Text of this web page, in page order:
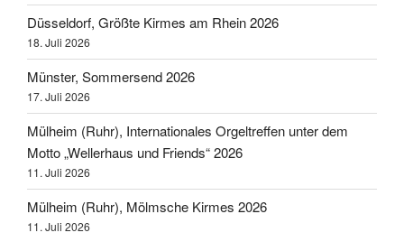
Düsseldorf, Größte Kirmes am Rhein 2026
18. Juli 2026
Münster, Sommersend 2026
17. Juli 2026
Mülheim (Ruhr), Internationales Orgeltreffen unter dem
Motto „Wellerhaus und Friends“ 2026
11. Juli 2026
Mülheim (Ruhr), Mölmsche Kirmes 2026
11. Juli 2026